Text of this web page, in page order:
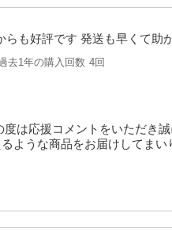
も好評です 発送も早くて助
去1年の購入回数 4回
は応援コメントをいただき
ような商品をお届けしてま